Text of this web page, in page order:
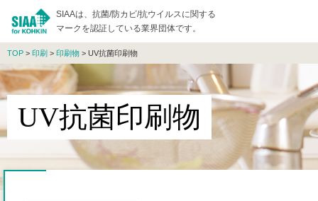
SIAAは、抗菌/防カビ/抗ウイルスに関する
マークを認証している業界団体です。
TOP > 印刷 > 印刷物 > UV抗菌印刷物
UV抗菌印刷物